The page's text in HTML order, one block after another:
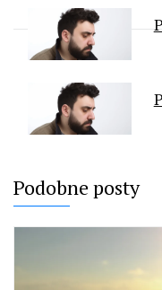
Podobne posty